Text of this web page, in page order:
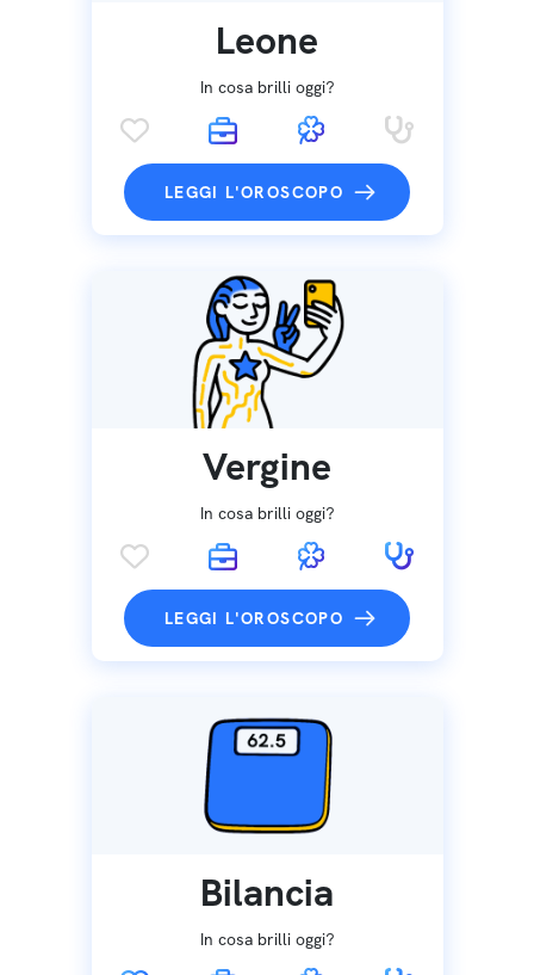
Leone
In cosa brilli oggi?
LEGGI L'OROSCOPO
Vergine
In cosa brilli oggi?
LEGGI L'OROSCOPO
Bilancia
In cosa brilli oggi?